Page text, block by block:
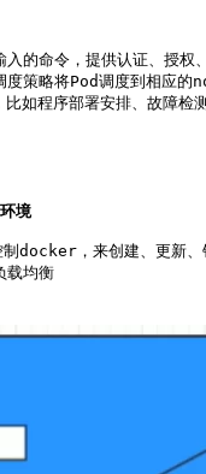
的命令，提供认证、授权
策略将Pod调度到相应的
程序部署安排、故障检
境
docker，来创建、更新、
载均衡